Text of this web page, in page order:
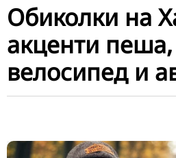
Обиколки на
акценти
велосипед и